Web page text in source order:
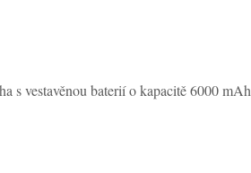
s vestavěnou baterií o kapacitě 6000